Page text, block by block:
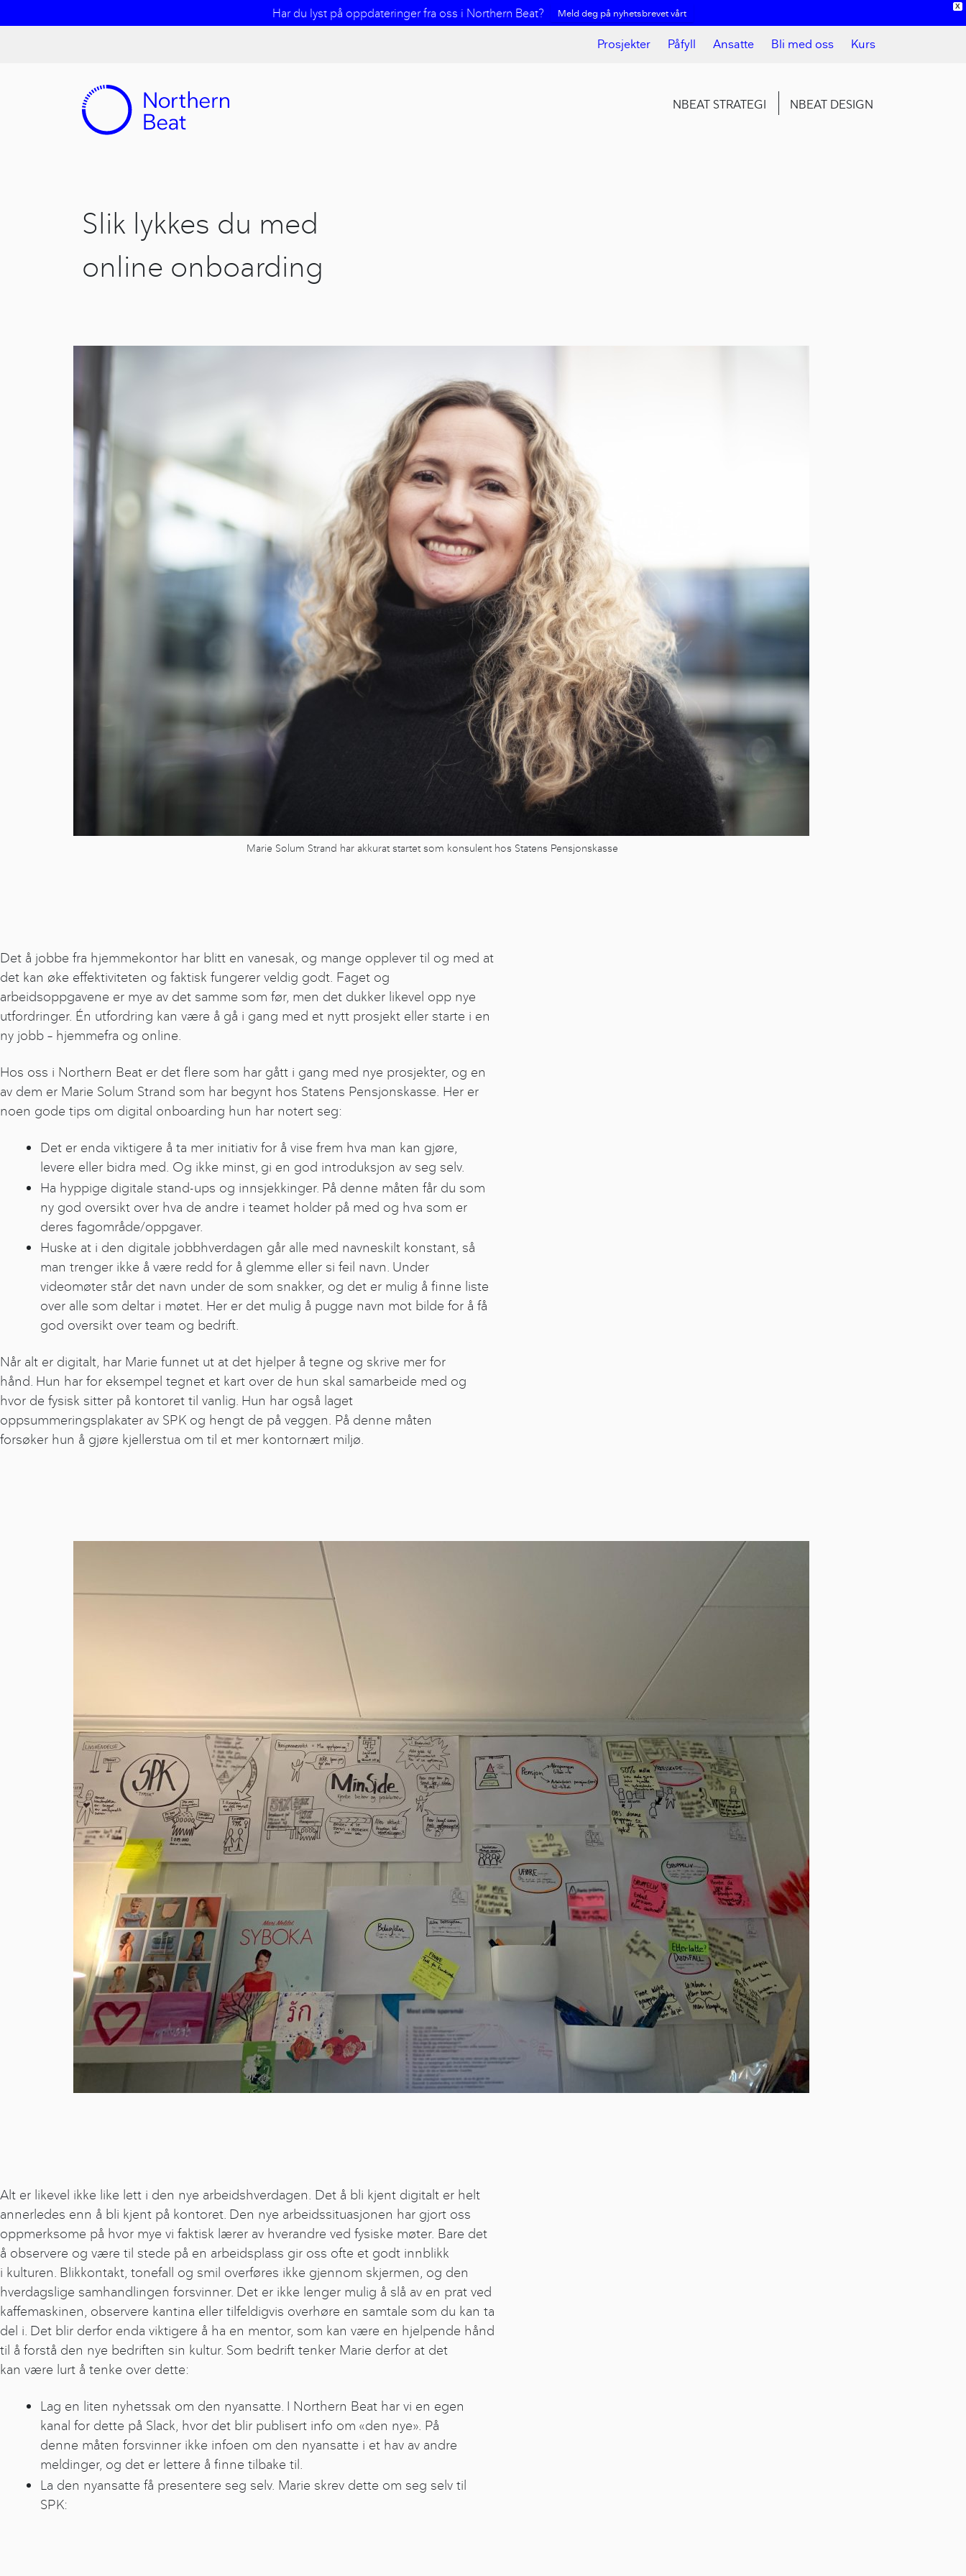
X
Har du lyst på oppdateringer fra oss i Northern Beat? Meld deg på nyhetsbrevet vårt
Prosjekter Påfyll Ansatte Bli med oss Kurs
NBEAT STRATEGI NBEAT DESIGN
Slik lykkes du med
online onboarding
Marie Solum Strand har akkurat startet som konsulent hos Statens Pensjonskasse
Det å jobbe fra hjemmekontor har blitt en vanesak, og mange opplever til og med at
det kan øke effektiviteten og faktisk fungerer veldig godt. Faget og
arbeidsoppgavene er mye av det samme som før, men det dukker likevel opp nye
utfordringer. Én utfordring kan være å gå i gang med et nytt prosjekt eller starte i en
ny jobb – hjemmefra og online.
Hos oss i Northern Beat er det flere som har gått i gang med nye prosjekter, og en
av dem er Marie Solum Strand som har begynt hos Statens Pensjonskasse. Her er
noen gode tips om digital onboarding hun har notert seg:
Det er enda viktigere å ta mer initiativ for å vise frem hva man kan gjøre,
levere eller bidra med. Og ikke minst, gi en god introduksjon av seg selv.
Ha hyppige digitale stand-ups og innsjekkinger. På denne måten får du som
ny god oversikt over hva de andre i teamet holder på med og hva som er
deres fagområde/oppgaver.
Huske at i den digitale jobbhverdagen går alle med navneskilt konstant, så
man trenger ikke å være redd for å glemme eller si feil navn. Under
videomøter står det navn under de som snakker, og det er mulig å finne liste
over alle som deltar i møtet. Her er det mulig å pugge navn mot bilde for å få
god oversikt over team og bedrift.
Når alt er digitalt, har Marie funnet ut at det hjelper å tegne og skrive mer for
hånd. Hun har for eksempel tegnet et kart over de hun skal samarbeide med og
hvor de fysisk sitter på kontoret til vanlig. Hun har også laget
oppsummeringsplakater av SPK og hengt de på veggen. På denne måten
forsøker hun å gjøre kjellerstua om til et mer kontornært miljø.
Alt er likevel ikke like lett i den nye arbeidshverdagen. Det å bli kjent digitalt er helt
annerledes enn å bli kjent på kontoret. Den nye arbeidssituasjonen har gjort oss
oppmerksome på hvor mye vi faktisk lærer av hverandre ved fysiske møter. Bare det
å observere og være til stede på en arbeidsplass gir oss ofte et godt innblikk
i kulturen. Blikkontakt, tonefall og smil overføres ikke gjennom skjermen, og den
hverdagslige samhandlingen forsvinner. Det er ikke lenger mulig å slå av en prat ved
kaffemaskinen, observere kantina eller tilfeldigvis overhøre en samtale som du kan ta
del i. Det blir derfor enda viktigere å ha en mentor, som kan være en hjelpende hånd
til å forstå den nye bedriften sin kultur. Som bedrift tenker Marie derfor at det
kan være lurt å tenke over dette:
Lag en liten nyhetssak om den nyansatte. I Northern Beat har vi en egen
kanal for dette på Slack, hvor det blir publisert info om «den nye». På
denne måten forsvinner ikke infoen om den nyansatte i et hav av andre
meldinger, og det er lettere å finne tilbake til.
La den nyansatte få presentere seg selv. Marie skrev dette om seg selv til
SPK: